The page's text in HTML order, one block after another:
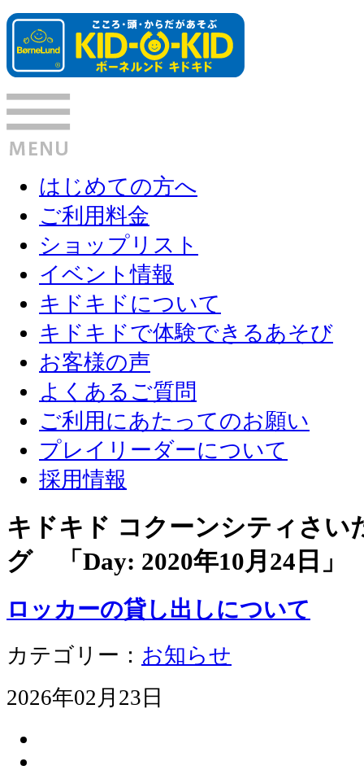
はじめての方へ
ご利用料金
ショップリスト
イベント情報
キドキドについて
キドキドで体験できるあそび
お客様の声
よくあるご質問
ご利用にあたってのお願い
プレイリーダーについて
採用情報
キドキド コクーンシティさい
グ 「Day: 2020年10月24日 」
ロッカーの貸し出しについて
カテゴリー： お知らせ
2026年02月23日